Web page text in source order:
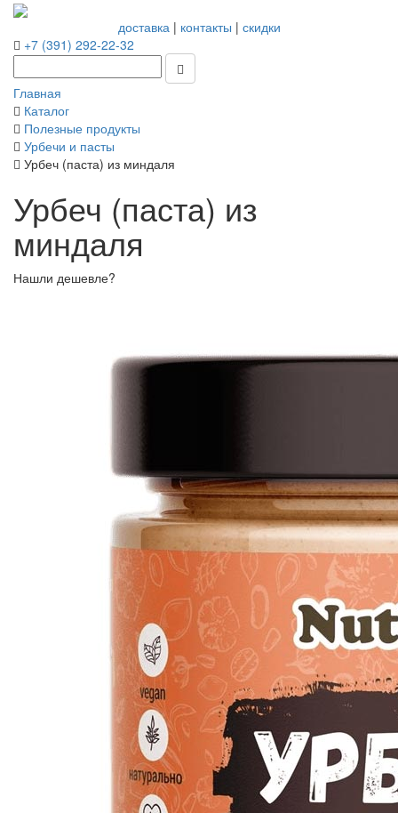
доставка| контакты | скидки
+7 (391) 292-22-32
Главная
Каталог
Полезные продукты
Урбечи и пасты
Урбеч (паста) из миндаля
Урбеч (паста) из
миндаля
Нашли дешевле?